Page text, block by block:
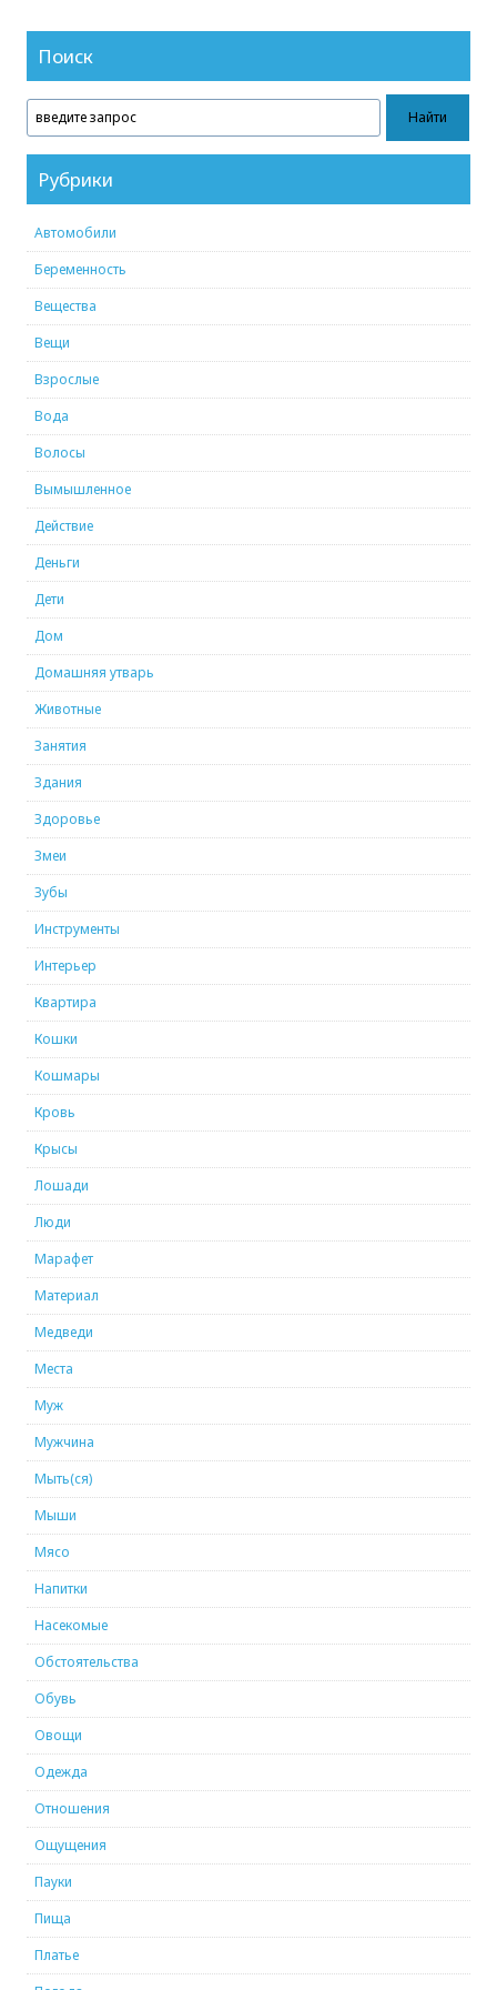
Поиск
Рубрики
Автомобили
Беременность
Вещества
Вещи
Взрослые
Вода
Волосы
Вымышленное
Действие
Деньги
Дети
Дом
Домашняя утварь
Животные
Занятия
Здания
Здоровье
Змеи
Зубы
Инструменты
Интерьер
Квартира
Кошки
Кошмары
Кровь
Крысы
Лошади
Люди
Марафет
Материал
Медведи
Места
Муж
Мужчина
Мыть(ся)
Мыши
Мясо
Напитки
Насекомые
Обстоятельства
Обувь
Овощи
Одежда
Отношения
Ощущения
Пауки
Пища
Платье